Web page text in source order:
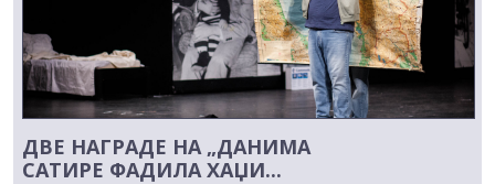
ДВЕ НАГРАДЕ НА „ДАНИМА
САТИРЕ ФАДИЛА ХАЏИ...